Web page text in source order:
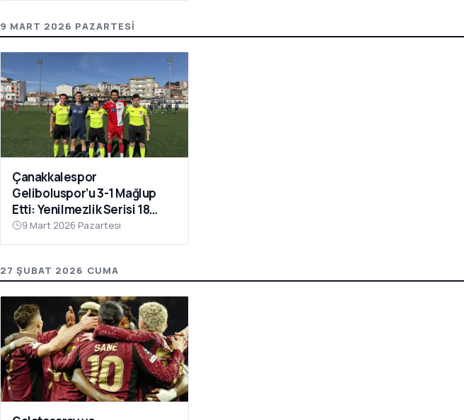
9 MART 2026 PAZARTESI
Çanakkalespor
Geliboluspor’u 3-1 Mağlup
Etti: Yenilmezlik Serisi 18
Maça Çıktı
9 Mart 2026 Pazartesi
27 ŞUBAT 2026 CUMA